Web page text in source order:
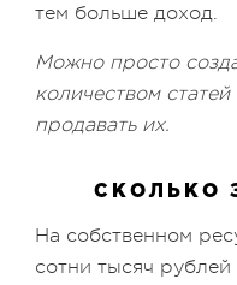
тем больше доход.
Можно просто
количеством
продавать их.
СКОЛЬКО
На собственном
сотни тысяч